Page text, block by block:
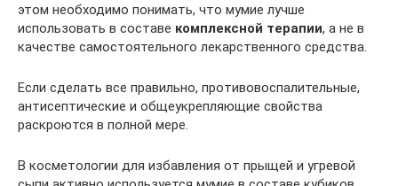
этом необходимо понимать, что мумие лучше
использовать в составе комплексной терапии, а не в
качестве самостоятельного лекарственного средства.
Если сделать все правильно, противовоспалительные,
антисептические и общеукрепляющие свойства
раскроются в полной мере.
В косметологии для избавления от прыщей и угревой